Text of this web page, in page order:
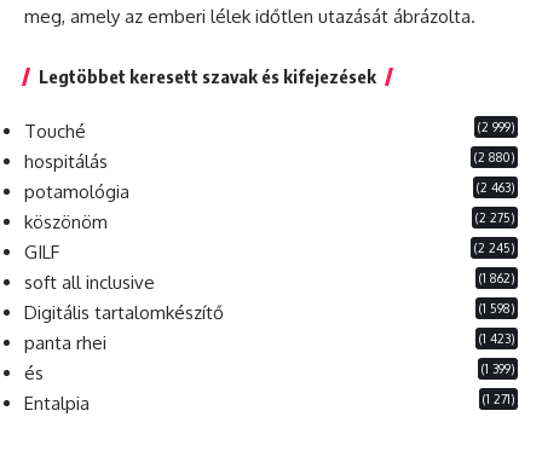
meg, amely az emberi lélek időtlen utazását ábrázolta.
Legtöbbet keresett szavak és kifejezések
Touché (2 999)
hospitálás (2 880)
potamológia (2 463)
köszönöm (2 275)
GILF (2 245)
soft all inclusive (1 862)
Digitális tartalomkészítő (1 598)
panta rhei (1 423)
és (1 399)
Entalpia (1 271)